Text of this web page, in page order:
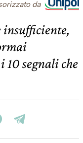
da
insufficiente,
segnali che